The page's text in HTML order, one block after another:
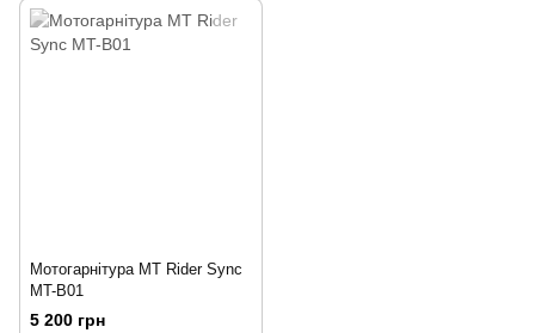
Мотогарнітура MT Rider Sync
MT-B01
5 200 грн